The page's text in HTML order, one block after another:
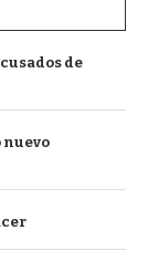
de
nuevo